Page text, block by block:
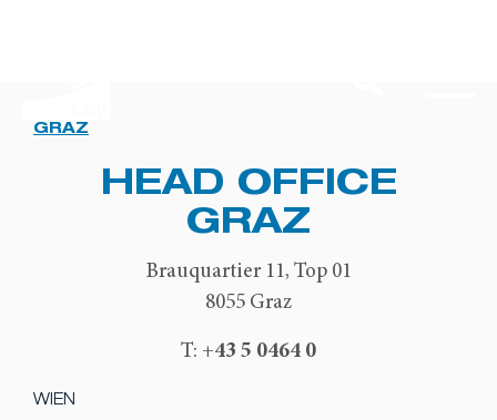
GRAZ
HEAD OFFICE
GRAZ
Brauquartier 11, Top 01
8055 Graz
T: +43 5 0464 0
WIEN